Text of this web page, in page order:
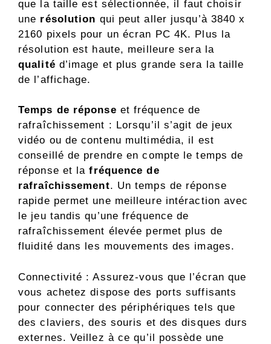
que la taille est sélectionnée, il faut choisir
une résolution qui peut aller jusqu’à 3840 x
2160 pixels pour un écran PC 4K. Plus la
résolution est haute, meilleure sera la
qualité d’image et plus grande sera la taille
de l’affichage.
Temps de réponse et fréquence de
rafraîchissement : Lorsqu’il s’agit de jeux
vidéo ou de contenu multimédia, il est
conseillé de prendre en compte le temps de
réponse et lafréquence de
rafraîchissement. Un temps de réponse
rapide permet une meilleure intéraction avec
le jeu tandis qu’une fréquence de
rafraîchissement élevée permet plus de
fluidité dans les mouvements des images.
Connectivité : Assurez-vous que l’écran que
vous achetez dispose des ports suffisants
pour connecter des périphériques tels que
des claviers, des souris et des disques durs
externes. Veillez à ce qu’il possède une